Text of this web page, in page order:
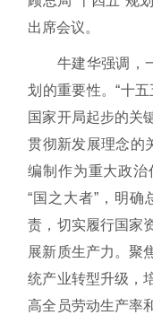
出席会议。
牛建华强调，一
划的重要性。“十
国家开局起步的关
贯彻新发展理念的
编制作为重大政
“国之大者”，明
责，切实履行国家
展新质生产力。聚
统产业转型升级，
高全员劳动生产率